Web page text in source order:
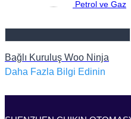
Petrol ve Gaz
Bağlı Kuruluş Woo Ninja
Daha Fazla Bilgi Edinin